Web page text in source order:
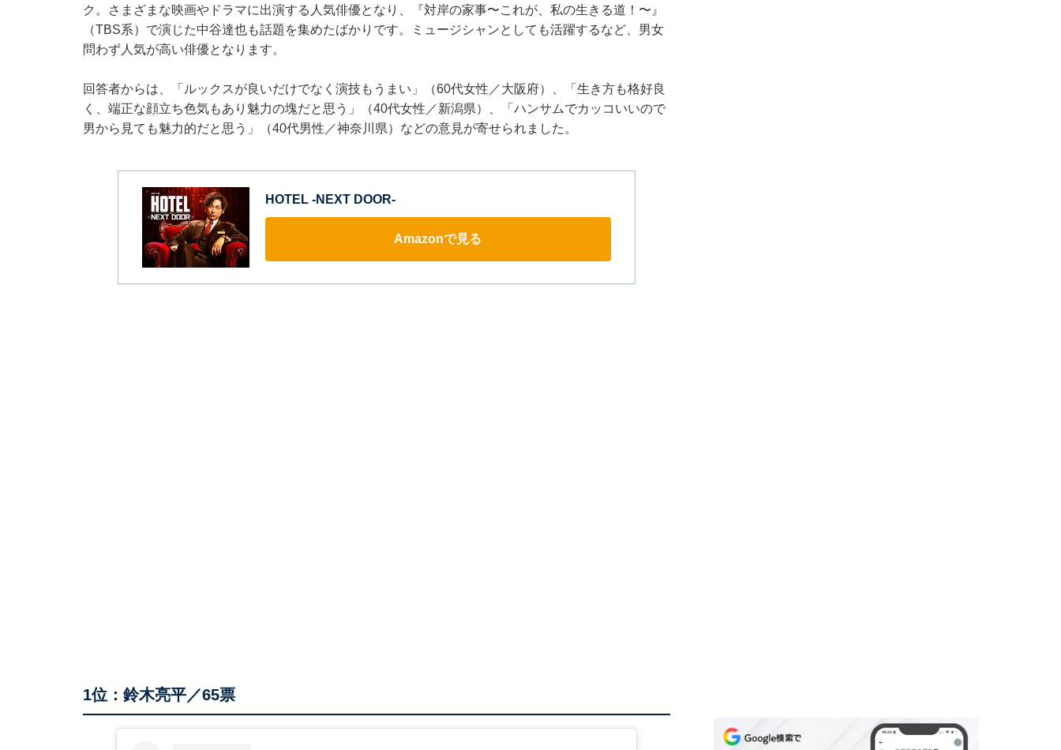
ク。さまざまな映画やドラマに出演する人気俳優となり、『対岸の家事〜これが、私の生きる道！〜』
（TBS系）で演じた中谷達也も話題を集めたばかりです。ミュージシャンとしても活躍するなど、男女
問わず人気が高い俳優となります。
回答者からは、「ルックスが良いだけでなく演技もうまい」（60代女性／大阪府）、「生き方も格好良
く、端正な顔立ち色気もあり魅力の塊だと思う」（40代女性／新潟県）、「ハンサムでカッコいいので
男から見ても魅力的だと思う」（40代男性／神奈川県）などの意見が寄せられました。
HOTEL -NEXT DOOR-
Amazonで見る
1位：鈴木亮平／65票